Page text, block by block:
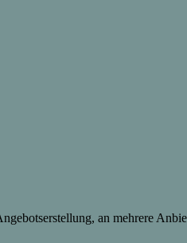
an mehrere